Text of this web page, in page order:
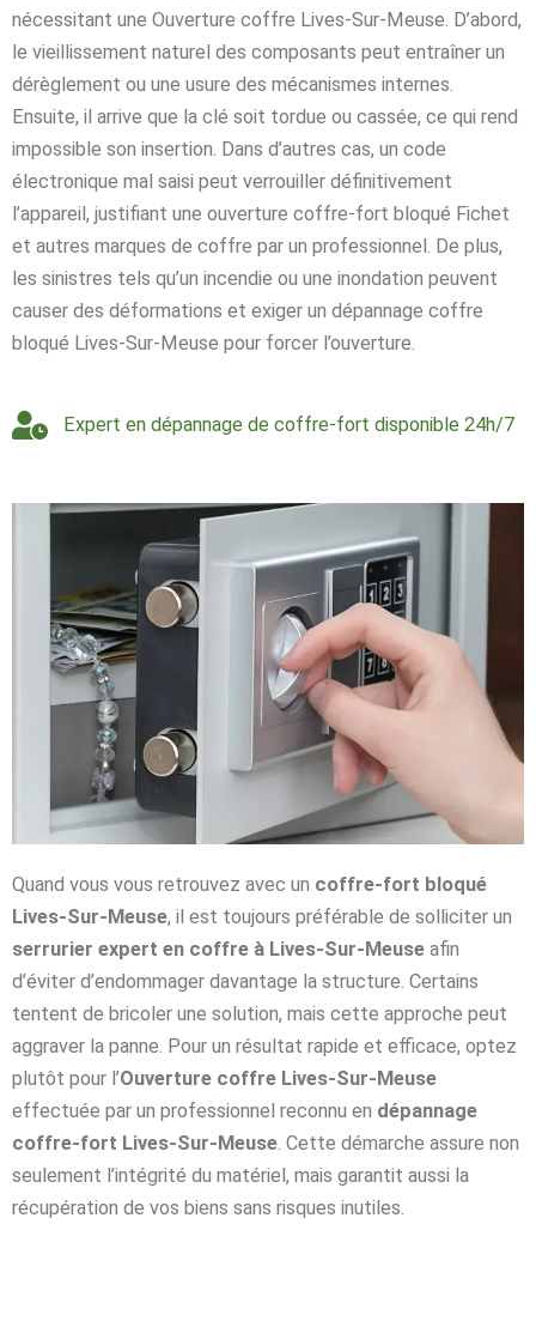
nécessitant une Ouverture coffre Lives-Sur-Meuse. D’abord,
le vieillissement naturel des composants peut entraîner un
dérèglement ou une usure des mécanismes internes.
Ensuite, il arrive que la clé soit tordue ou cassée, ce qui rend
impossible son insertion. Dans d’autres cas, un code
électronique mal saisi peut verrouiller définitivement
l’appareil, justifiant une ouverture coffre-fort bloqué Fichet
et autres marques de coffre par un professionnel. De plus,
les sinistres tels qu’un incendie ou une inondation peuvent
causer des déformations et exiger un dépannage coffre
bloqué Lives-Sur-Meuse pour forcer l’ouverture.
Expert en dépannage de coffre-fort disponible 24h/7
Quand vous vous retrouvez avec un coffre-fort bloqué
Lives-Sur-Meuse, il est toujours préférable de solliciter un
serrurier expert en coffre à Lives-Sur-Meuse afin
d’éviter d’endommager davantage la structure. Certains
tentent de bricoler une solution, mais cette approche peut
aggraver la panne. Pour un résultat rapide et efficace, optez
plutôt pour l’Ouverture coffre Lives-Sur-Meuse
effectuée par un professionnel reconnu en dépannage
coffre-fort Lives-Sur-Meuse. Cette démarche assure non
seulement l’intégrité du matériel, mais garantit aussi la
récupération de vos biens sans risques inutiles.